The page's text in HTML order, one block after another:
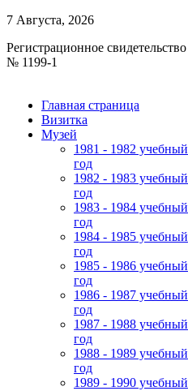
7 Августа, 2026
Регистрационное свидетельство
№ 1199-1
Главная страница
Визитка
Музей
1981 - 1982 учебный
год
1982 - 1983 учебный
год
1983 - 1984 учебный
год
1984 - 1985 учебный
год
1985 - 1986 учебный
год
1986 - 1987 учебный
год
1987 - 1988 учебный
год
1988 - 1989 учебный
год
1989 - 1990 учебный